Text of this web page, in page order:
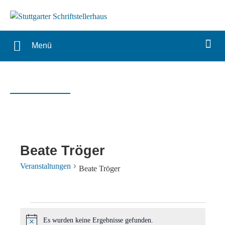
Menü
Beate Tröger
Veranstaltungen Beate Tröger
Veranstaltungen
Es wurden keine Ergebnisse gefunden.